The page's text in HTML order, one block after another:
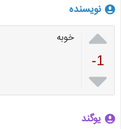
نویسنده

-1

خوبه
یوگند